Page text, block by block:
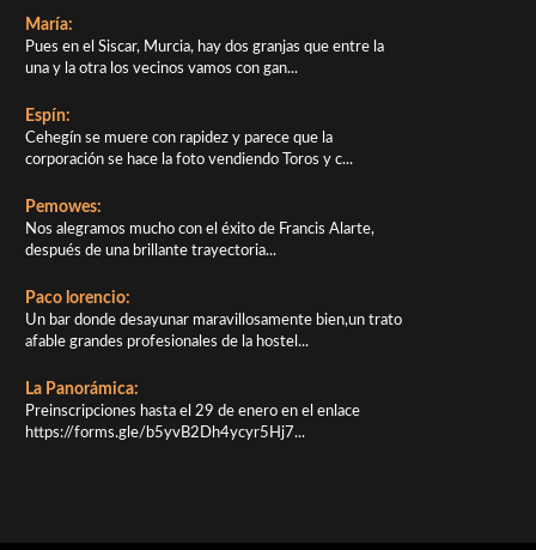
María:
Pues en el Siscar, Murcia, hay dos granjas que entre la
una y la otra los vecinos vamos con gan...
Espín:
Cehegín se muere con rapidez y parece que la
corporación se hace la foto vendiendo Toros y c...
Pemowes:
Nos alegramos mucho con el éxito de Francis Alarte,
después de una brillante trayectoria...
Paco lorencio:
Un bar donde desayunar maravillosamente bien,un trato
afable grandes profesionales de la hostel...
La Panorámica:
Preinscripciones hasta el 29 de enero en el enlace
https://forms.gle/b5yvB2Dh4ycyr5Hj7...